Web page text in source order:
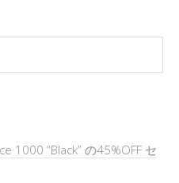
1000 “Black” の45%OFF セ